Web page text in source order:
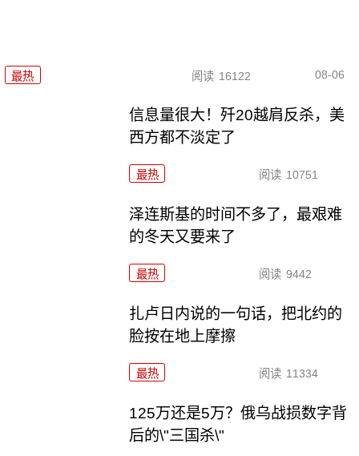
最热 阅读 16122 08-06
信息量很大！歼20越肩反杀，美
西方都不淡定了
最热 阅读 10751
泽连斯基的时间不多了，最艰难
的冬天又要来了
最热 阅读 9442
扎卢日内说的一句话，把北约的
脸按在地上摩擦
最热 阅读 11334
125万还是5万？俄乌战损数字背
后的\"三国杀\"